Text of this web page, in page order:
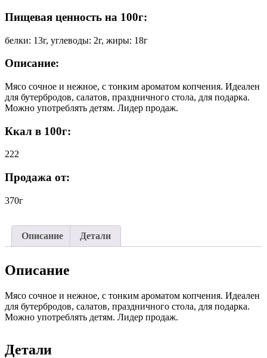
Пищевая ценность на 100г:
белки: 13г, углеводы: 2г, жиры: 18г
Описание:
Мясо сочное и нежное, с тонким ароматом копчения. Идеален
для бутербродов, салатов, праздничного стола, для подарка.
Можно употреблять детям. Лидер продаж.
Ккал в 100г:
222
Продажа от:
370г
Описание Детали
Описание
Мясо сочное и нежное, с тонким ароматом копчения. Идеален
для бутербродов, салатов, праздничного стола, для подарка.
Можно употреблять детям. Лидер продаж.
Детали